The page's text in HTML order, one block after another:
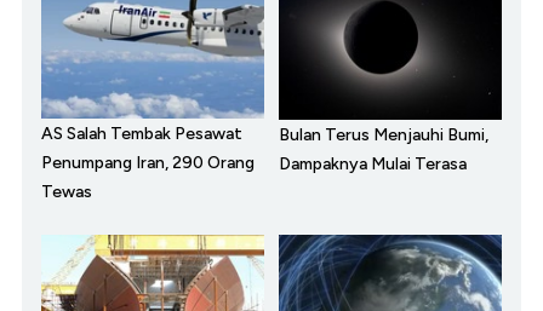
AS Salah Tembak Pesawat
Penumpang Iran, 290 Orang
Tewas
Bulan Terus Menjauhi Bumi,
Dampaknya Mulai Terasa